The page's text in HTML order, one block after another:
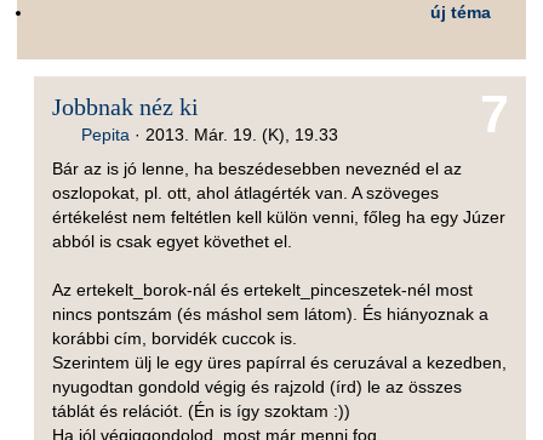
új téma
7
Jobbnak néz ki
Pepita· 2013. Már. 19. (K), 19.33
Bár az is jó lenne, ha beszédesebben neveznéd el az
oszlopokat, pl. ott, ahol átlagérték van. A szöveges
értékelést nem feltétlen kell külön venni, főleg ha egy Júzer
abból is csak egyet követhet el.
Az ertekelt_borok-nál és ertekelt_pinceszetek-nél most
nincs pontszám (és máshol sem látom). És hiányoznak a
korábbi cím, borvidék cuccok is.
Szerintem ülj le egy üres papírral és ceruzával a kezedben,
nyugodtan gondold végig és rajzold (írd) le az összes
táblát és relációt. (Én is így szoktam :))
Ha jól végiggondolod, most már menni fog.